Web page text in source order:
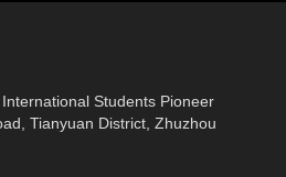
Students Pioneer
Tianyuan District, Zhuzhou